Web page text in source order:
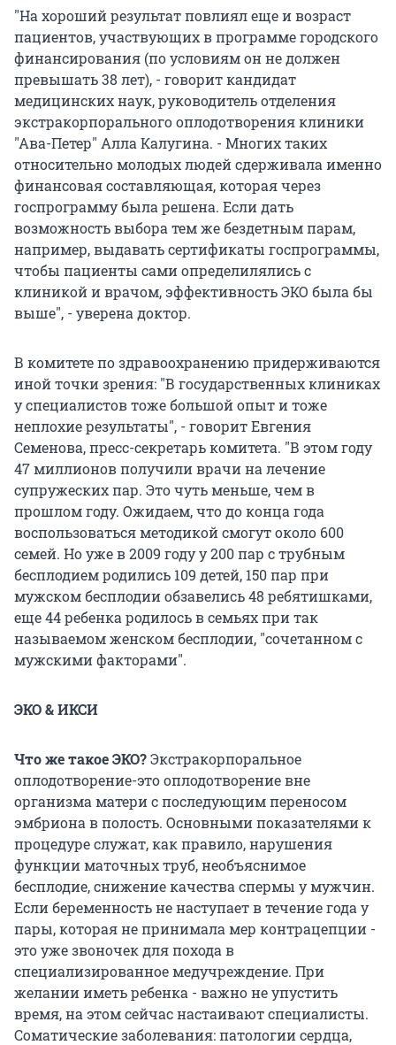
"На хороший результат повлиял еще и возраст
пациентов, участвующих в программе городского
финансирования (по условиям он не должен
превышать 38 лет), - говорит кандидат
медицинских наук, руководитель отделения
экстракорпорального оплодотворения клиники
"Ава-Петер" Алла Калугина. - Многих таких
относительно молодых людей сдерживала именно
финансовая составляющая, которая через
госпрограмму была решена. Если дать
возможность выбора тем же бездетным парам,
например, выдавать сертификаты госпрограммы,
чтобы пациенты сами определилялись с
клиникой и врачом, эффективность ЭКО была бы
выше", - уверена доктор.
В комитете по здравоохранению придерживаются
иной точки зрения: "В государственных клиниках
у специалистов тоже большой опыт и тоже
неплохие результаты", - говорит Евгения
Семенова, пресс-секретарь комитета. "В этом году
47 миллионов получили врачи на лечение
супружеских пар. Это чуть меньше, чем в
прошлом году. Ожидаем, что до конца года
воспользоваться методикой смогут около 600
семей. Но уже в 2009 году у 200 пар с трубным
бесплодием родились 109 детей, 150 пар при
мужском бесплодии обзавелись 48 ребятишками,
еще 44 ребенка родилось в семьях при так
называемом женском бесплодии, "сочетанном с
мужскими факторами".
ЭКО & ИКСИ
Что же такое ЭКО?Экстракорпоральное
оплодотворение-это оплодотворение вне
организма матери с последующим переносом
эмбриона в полость. Основными показателями к
процедуре служат, как правило, нарушения
функции маточных труб, необъяснимое
бесплодие, снижение качества спермы у мужчин.
Если беременность не наступает в течение года у
пары, которая не принимала мер контрацепции -
это уже звоночек для похода в
специализированное медучреждение. При
желании иметь ребенка - важно не упустить
время, на этом сейчас настаивают специалисты.
Соматические заболевания: патологии сердца,